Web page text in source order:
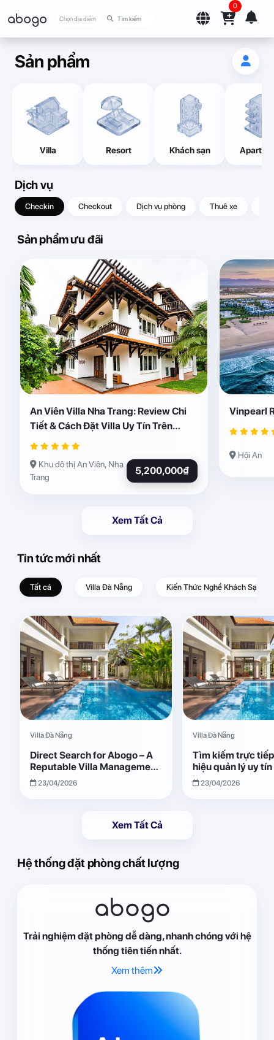
abogo Chọn địa điểm
0
Sản phẩm
Villa Resort Khách sạn
Dịch vụ
Checkin Checkout Dịch vụ phòng Thuê xe
Sản phẩm ưu đãi
An Viên Villa Nha Trang: Review Chi
Tiết & Cách Đặt Villa Uy Tín Trên
Abogo
Khu đô thị An Viên, Nha
Trang
5,200,000₫
Vinpearl
Hội An
Xem Tất Cả
Tin tức mới nhất
Tất cả Villa Đà Nẵng Kiến Thức Nghề Khách Sạn –
Villa Đà Nẵng
Direct Search for Abogo – A
Reputable Villa Management
Brand with Transparent and
Effective Operations
23/04/2026
Villa Đà Nẵng
Tìm kiếm trực
hiệu quản lý uy
Giải pháp vận
quả, minh bạch
23/04/2026
Xem Tất Cả
Hệ thống đặt phòng chất lượng
abogo
Trải nghiệm đặt phòng dễ dàng, nhanh chóng với hệ
thống tiên tiến nhất.
Xem thêm